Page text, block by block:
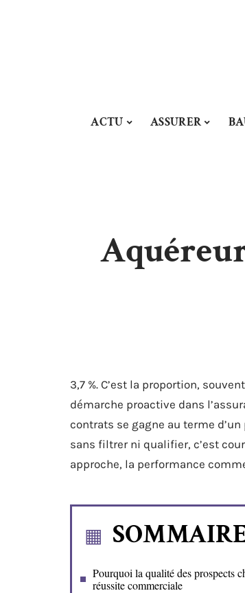
ACTU ASSURER
3,7 %. C’est la proportion,
démarche proactive dans
contrats se gagne au terme
sans filtrer ni qualifier, c’est
approche, la performance
Pourquoi la qualité des prospects
réussite commerciale